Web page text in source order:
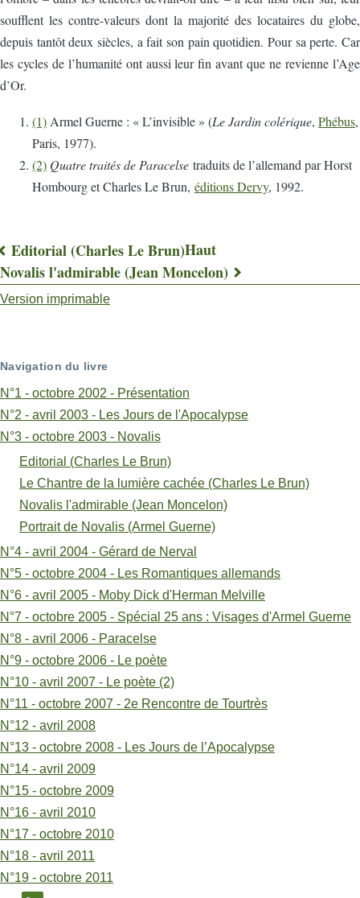
soufflent les contre-valeurs dont la majorité des locataires du globe,
depuis tantôt deux siècles, a fait son pain quotidien. Pour sa perte. Car
les cycles de l’humanité ont aussi leur fin avant que ne revienne l’Age
d’Or.
(1) Armel Guerne : « L’invisible » (Le Jardin colérique, Phébus,
Paris, 1977).
(2) Quatre traités de Paracelse traduits de l’allemand par Horst
Hombourg et Charles Le Brun, éditions Dervy, 1992.
Liens
transversaux
pour
Le
Chantre
de
lumière
cachée
(Charles
Le
Brun)
Editorial (Charles Le Brun)Haut
Novalis l'admirable (Jean Moncelon)
Version imprimable
Navigation du livre
N°1 - octobre 2002 - Présentation
N°2 - avril 2003 - Les Jours de l'Apocalypse
N°3 - octobre 2003 - Novalis
Editorial (Charles Le Brun)
Le Chantre de la lumière cachée (Charles Le Brun)
Novalis l'admirable (Jean Moncelon)
Portrait de Novalis (Armel Guerne)
N°4 - avril 2004 - Gérard de Nerval
N°5 - octobre 2004 - Les Romantiques allemands
N°6 - avril 2005 - Moby Dick d'Herman Melville
N°7 - octobre 2005 - Spécial 25 ans : Visages d'Armel Guerne
N°8 - avril 2006 - Paracelse
N°9 - octobre 2006 - Le poète
N°10 - avril 2007 - Le poète (2)
N°11 - octobre 2007 - 2e Rencontre de Tourtrès
N°12 - avril 2008
N°13 - octobre 2008 - Les Jours de l’Apocalypse
N°14 - avril 2009
N°15 - octobre 2009
N°16 - avril 2010
N°17 - octobre 2010
N°18 - avril 2011
N°19 - octobre 2011